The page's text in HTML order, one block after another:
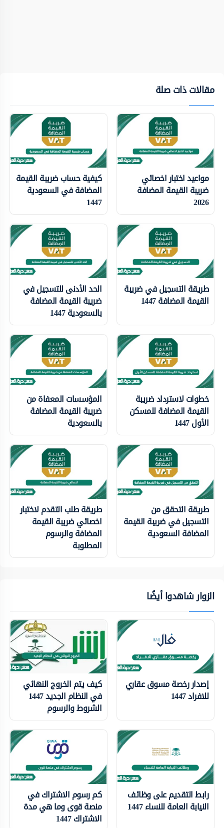
مقالات ذات صلة
مواعيد اختبار اخصائي
ضريبة القيمة المضافة
2026
كيفية حساب ضريبة القيمة
المضافة في السعودية
1447
طريقة التسجيل في ضريبة
القيمة المضافة 1447
الحد الأدنى للتسجيل في
ضريبة القيمة المضافة
بالسعودية 1447
خطوات لاسترداد ضريبة
القيمة المضافة للمسكن
الأول 1447
المؤسسات المعفاة من
ضريبة القيمة المضافة
بالسعودية
طريقة التحقق من
التسجيل في ضريبة القيمة
المضافة السعودية
طريقة طلب التقدم لاختبار
اخصائي ضريبة القيمة
المضافة والرسوم
المطلوبة
الزوار شاهدوا أيضًا
إصدار رخصة مسوق عقاري
للافراد 1447
كيف يتم الخروج النهائي
في النظام الجديد 1447
الشروط والرسوم
رابط التقديم على وظائف
النيابة العامة للنساء 1447
كم رسوم الاشتراك في
منصة قوى وما هي مدة
الاشتراك 1447